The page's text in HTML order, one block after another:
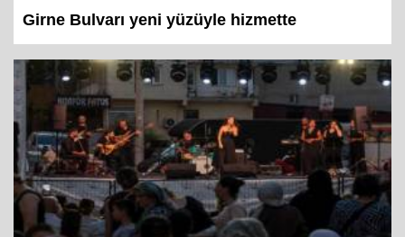
Girne Bulvarı yeni yüzüyle hizmette